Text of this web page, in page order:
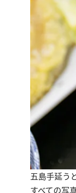
五島手延う
すべての写